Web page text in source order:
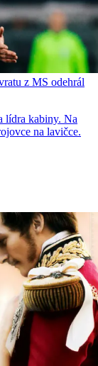
z MS odehrál
lídra kabiny. Na
na lavičce.